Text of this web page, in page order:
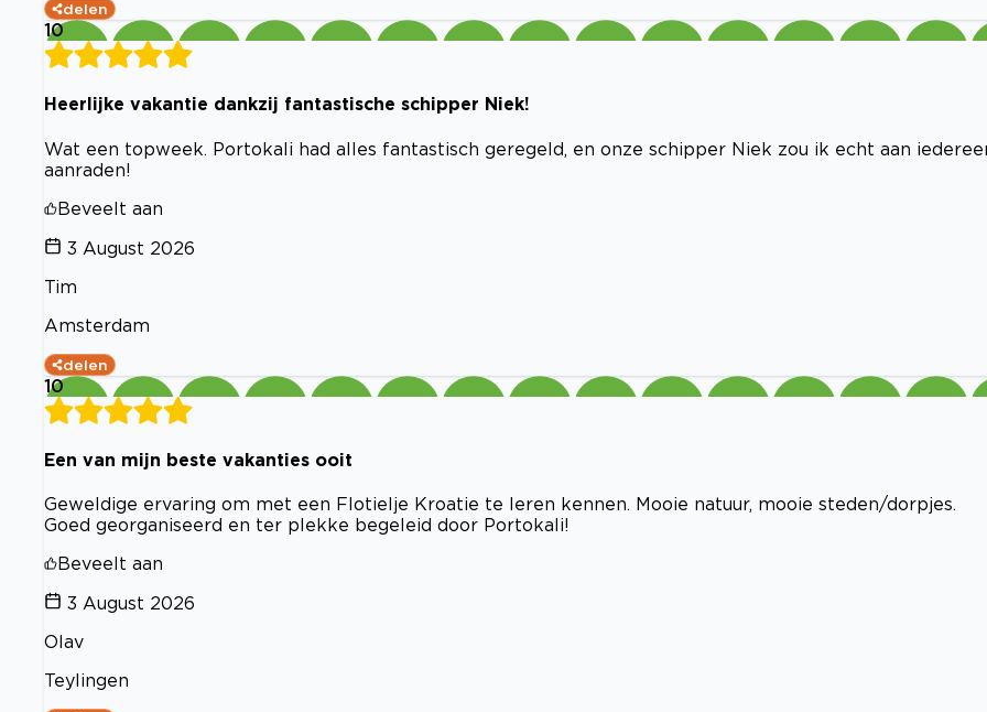
delen
10
Heerlijke vakantie dankzij fantastische schipper Niek!
Wat een topweek. Portokali had alles fantastisch geregeld, en onze schipper Niek zou ik echt aan
aanraden!
Beveelt aan
3 August 2026
Tim
Amsterdam
delen
10
Een van mijn beste vakanties ooit
Geweldige ervaring om met een Flotielje Kroatie te leren kennen. Mooie natuur, mooie steden/dorpjes.
Goed georganiseerd en ter plekke begeleid door Portokali!
Beveelt aan
3 August 2026
Olav
Teylingen